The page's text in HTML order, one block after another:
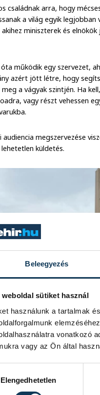
Beleegyezés
weboldal sütiket használ
használunk a tartalmak
vonatkozó
vagy az Ön által
kiválasztása
Elengedhetetlen
családnak arra, hogy
a világ egyik
miniszterek és
működik egy szervezet,
azért jött létre, hogy
a vágyak szintjén. Ha
vagy részt vehessen
audiencia megszervezése
küldetés.